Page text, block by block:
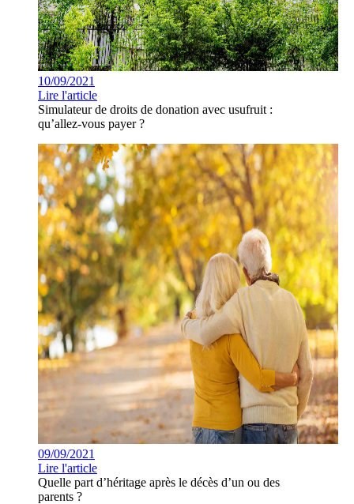
10/09/2021
Lire l'article
Simulateur de droits de donation avec usufruit :
qu’allez-vous payer ?
09/09/2021
Lire l'article
Quelle part d’héritage après le décès d’un ou des
parents ?